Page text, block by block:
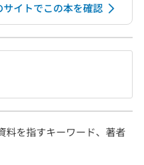
イトでこの本を確認
料を指すキーワード、著者